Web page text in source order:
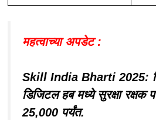
महत्वाच्या अपडेट :
Skill India Bharti 2025:
डिजिटल हब मध्ये सुरक्षा रक्षक
25,000 पर्यंत.